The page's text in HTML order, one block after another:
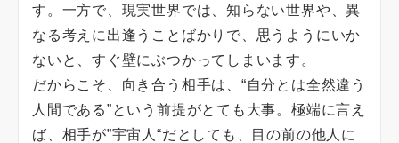
す。一方で、現実世界では、知らない世界や、異
なる考えに出逢うことばかりで、思うようにいか
ないと、すぐ壁にぶつかってしまいます。
だからこそ、向き合う相手は、“自分とは全然違う
人間である”という前提がとても大事。極端に言え
ば、相手が”宇宙人“だとしても、目の前の他人に